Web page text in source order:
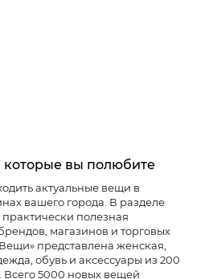
которые вы полюбите
актуальные вещи в
вашего города. В разделе
полезная
магазинов и торговых
представлена женская,
обувь и аксессуары из 200
Всего 5000 новых вещей